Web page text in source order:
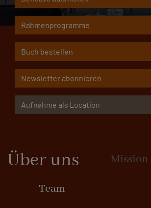
Rahmenprogramme
Buch bestellen
Newsletter abonnieren
Aufnahme als Location
Über uns Mission
Team